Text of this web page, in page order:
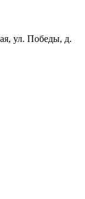
ул. Победы, д.